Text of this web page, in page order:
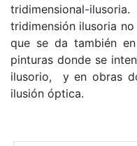
tridimensional-
tridimensión ilusoria
que se da también
pinturas donde se
ilusorio, y en obras
ilusión óptica.